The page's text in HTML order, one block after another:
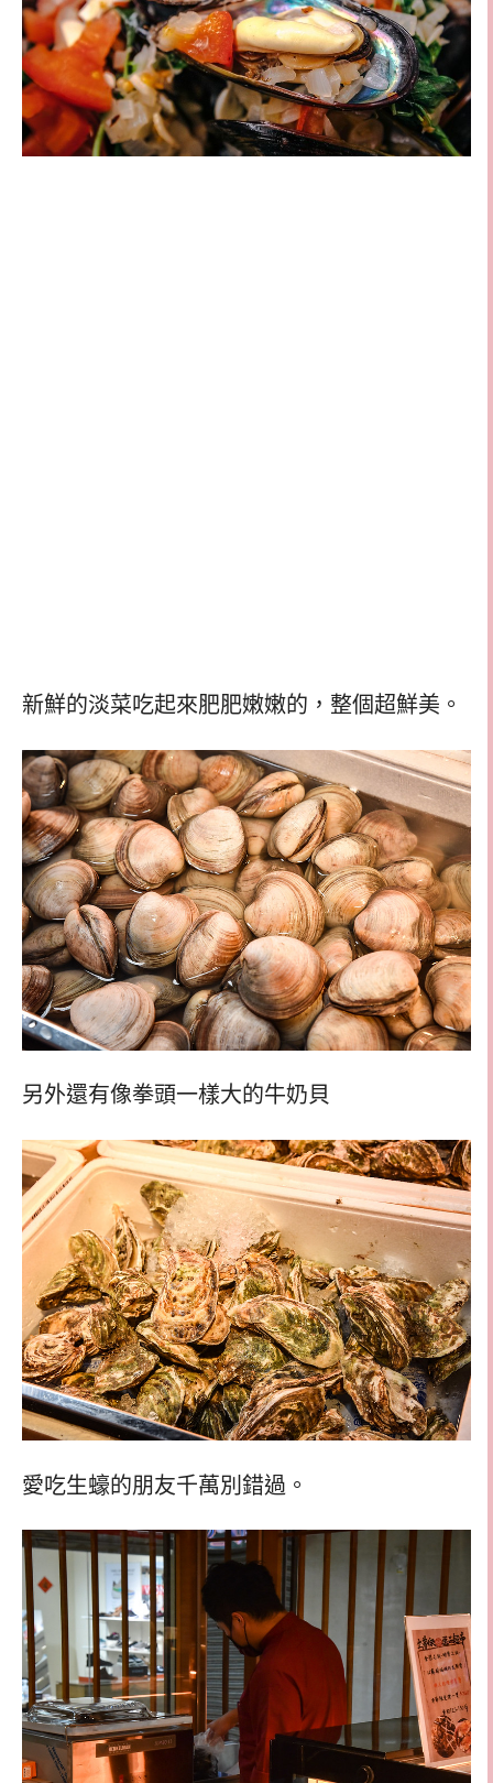
新鮮的淡菜吃起來肥肥嫩嫩的，整個超鮮美。
另外還有像拳頭一樣大的牛奶貝
愛吃生蠔的朋友千萬別錯過。